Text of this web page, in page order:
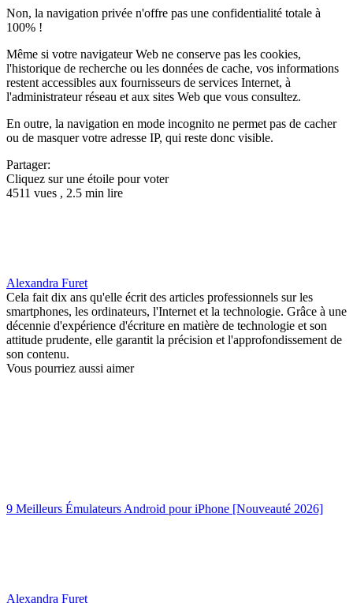
Non, la navigation privée n'offre pas une confidentialité totale à
100% !
Même si votre navigateur Web ne conserve pas les cookies,
l'historique de recherche ou les données de cache, vos informations
restent accessibles aux fournisseurs de services Internet, à
l'administrateur réseau et aux sites Web que vous consultez.
En outre, la navigation en mode incognito ne permet pas de cacher
ou de masquer votre adresse IP, qui reste donc visible.
Partager:
Cliquez sur une étoile pour voter
4511 vues , 2.5 min lire
Alexandra Furet
Cela fait dix ans qu'elle écrit des articles professionnels sur les
smartphones, les ordinateurs, l'Internet et la technologie. Grâce à une
décennie d'expérience d'écriture en matière de technologie et son
attitude prudente, elle garantit la précision et l'approfondissement de
son contenu.
Vous pourriez aussi aimer
9 Meilleurs Émulateurs Android pour iPhone [Nouveauté 2026]
Alexandra Furet